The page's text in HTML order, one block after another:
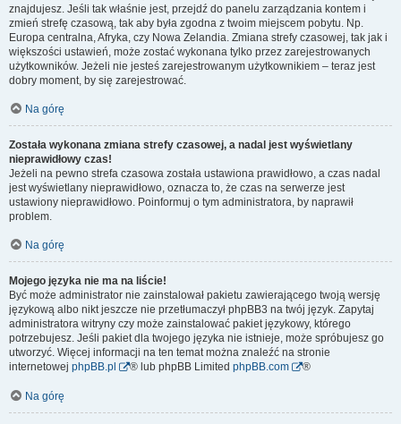
znajdujesz. Jeśli tak właśnie jest, przejdź do panelu zarządzania kontem i
zmień strefę czasową, tak aby była zgodna z twoim miejscem pobytu. Np.
Europa centralna, Afryka, czy Nowa Zelandia. Zmiana strefy czasowej, tak jak i
większości ustawień, może zostać wykonana tylko przez zarejestrowanych
użytkowników. Jeżeli nie jesteś zarejestrowanym użytkownikiem – teraz jest
dobry moment, by się zarejestrować.
Na górę
Została wykonana zmiana strefy czasowej, a nadal jest wyświetlany
nieprawidłowy czas!
Jeżeli na pewno strefa czasowa została ustawiona prawidłowo, a czas nadal
jest wyświetlany nieprawidłowo, oznacza to, że czas na serwerze jest
ustawiony nieprawidłowo. Poinformuj o tym administratora, by naprawił
problem.
Na górę
Mojego języka nie ma na liście!
Być może administrator nie zainstalował pakietu zawierającego twoją wersję
językową albo nikt jeszcze nie przetłumaczył phpBB3 na twój język. Zapytaj
administratora witryny czy może zainstalować pakiet językowy, którego
potrzebujesz. Jeśli pakiet dla twojego języka nie istnieje, może spróbujesz go
utworzyć. Więcej informacji na ten temat można znaleźć na stronie
internetowej phpBB.pl ® lub phpBB Limited phpBB.com ®
Na górę